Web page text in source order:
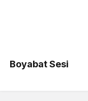
Boyabat Sesi